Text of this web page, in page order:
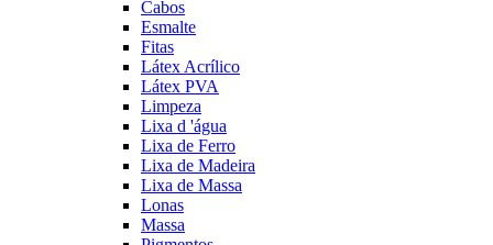
Cabos
Esmalte
Fitas
Látex Acrílico
Látex PVA
Limpeza
Lixa d 'água
Lixa de Ferro
Lixa de Madeira
Lixa de Massa
Lonas
Massa